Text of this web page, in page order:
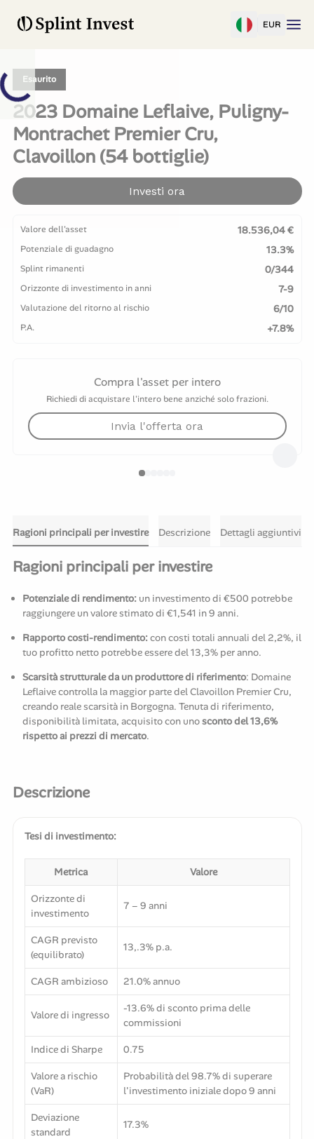
EUR
Esaurito
2023 Domaine Leflaive, Puligny-
Montrachet Premier Cru,
Clavoillon (54 bottiglie)
Investi ora
Valore dell'asset 18.536,04 €
Potenziale di guadagno 13.3%
Splint rimanenti 0/344
Orizzonte di investimento in anni 7-9
Valutazione del ritorno al rischio 6/10
P.A. +7.8%
Compra l'asset per intero
Richiedi di acquistare l'intero bene anziché solo frazioni.
Invia l'offerta ora
Ragioni principali per investire Descrizione Dettagli aggiuntivi
Ragioni principali per investire
Potenziale di rendimento: un investimento di €500 potrebbe
raggiungere un valore stimato di €1,541 in 9 anni.
Rapporto costi-rendimento: con costi totali annuali del 2,2%, il
tuo profitto netto potrebbe essere del 13,3% per anno.
Scarsità strutturale da un produttore di riferimento: Domaine
Leflaive controlla la maggior parte del Clavoillon Premier Cru,
creando reale scarsità in Borgogna. Tenuta di riferimento,
disponibilità limitata, acquisito con unosconto del 13,6%
rispetto ai prezzi di mercato.
Descrizione
Tesi di investimento:
Metrica Valore
Orizzonte di
investimento
7 – 9 anni
CAGR previsto
(equilibrato)
13,.3% p.a.
CAGR ambizioso 21.0% annuo
Valore di ingresso
-13.6% di sconto prima delle
commissioni
Indice di Sharpe 0.75
Valore a rischio
(VaR)
Probabilità del 98.7% di superare
l'investimento iniziale dopo 9 anni
Deviazione
standard
17.3%